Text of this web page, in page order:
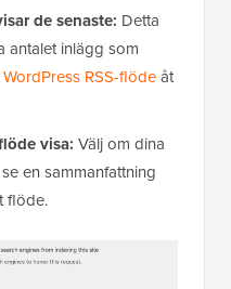
de senaste: Detta
antalet inlägg som
WordPress RSS-flödeåt
visa: Välj om dina
en sammanfattning
flöde.